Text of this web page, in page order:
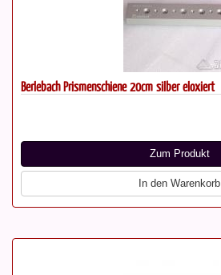
Berlebach Prismenschiene 20cm silber eloxiert
Zum Produkt
In den Warenkorb